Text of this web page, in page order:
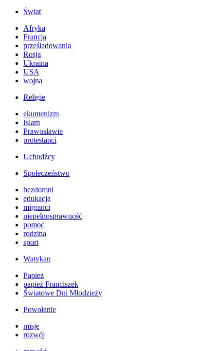
Świat
Afryka
Francja
prześladowania
Rosja
Ukraina
USA
wojna
Religie
ekumenizm
Islam
Prawosławie
protestanci
Uchodźcy
Społeczeństwo
bezdomni
edukacja
migranci
niepełnosprawność
pomoc
rodzina
sport
Watykan
Papież
papież Franciszek
Światowe Dni Młodzieży
Powołanie
misje
rozwój